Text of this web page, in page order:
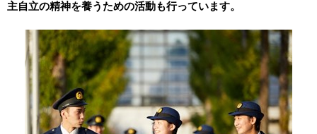
主自立の精神を養うための活動も行っています。